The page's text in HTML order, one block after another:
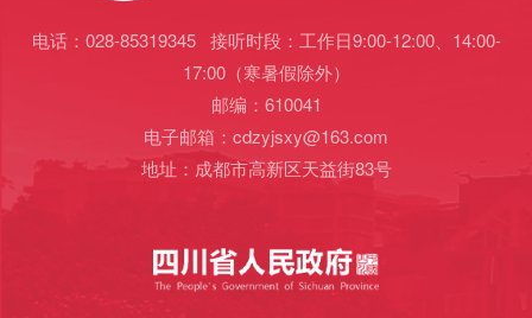
电话：028-85319345 接听时段：工作日9:00-12:00、14:00-
17:00（寒暑假除外）
邮编：610041
电子邮箱：cdzyjsxy@163.com
地址：成都市高新区天益街83号